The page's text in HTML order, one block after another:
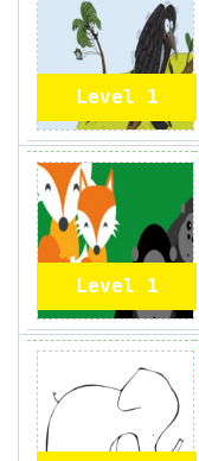
Level 1
Level 1